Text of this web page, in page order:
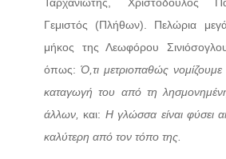
Γεμιστός (Πλήθων). Πελώρια
μήκος της Λεωφόρου
όπως:Ό,τι μετριοπαθώς
καταγωγή του από τη
άλλων, και: Η γλώσσα είναι φύσει
καλύτερη από τον τόπο της.